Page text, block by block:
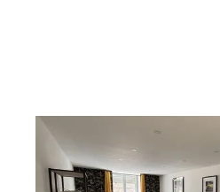
ALENCON 61
64,70 m , 3 pièces
Ref : 3714